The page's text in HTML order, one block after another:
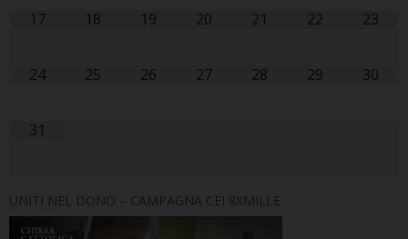
17 18 19 20 21 22 23
24 25 26 27 28 29 30
31
UNITI NEL DONO – CAMPAGNA CEI 8XMILLE